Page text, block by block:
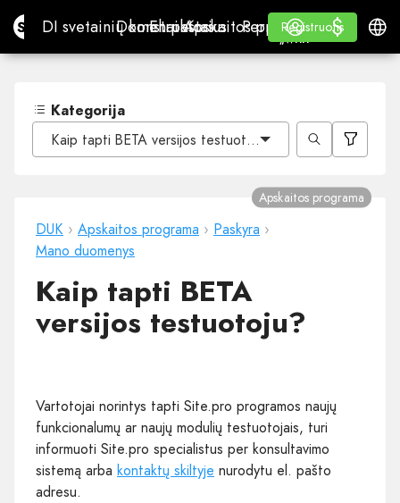
Site.proDI svetainių konstruktorius
DI svetainių konstruktorius
Domenai
DomenaiEl. paštas
El. paštasApskaitos programa
Apskaitos programa
Perpardavėjams
„WHITE LABEL“
Mokymasis
Mokymasis
Registruotis
Registruotis
Prisijungti
$
$
Kategorija
Kaip tapti BETA versijos testuotoju?
DUK › Apskaitos programa › Paskyra ›
Mano duomenys
Apskaitos programa
Kaip tapti BETA
versijos testuotoju?
Vartotojai norintys tapti Site.pro programos naujų
funkcionalumų ar naujų modulių testuotojais, turi
informuoti Site.pro specialistus per konsultavimo
sistemą arba kontaktų skiltyje nurodytu el. pašto
adresu.